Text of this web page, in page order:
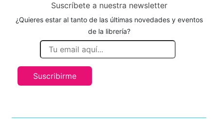
Suscríbete a nuestra newsletter
¿Quieres estar al tanto de las últimas novedades y eventos
de la librería?
Suscribirme